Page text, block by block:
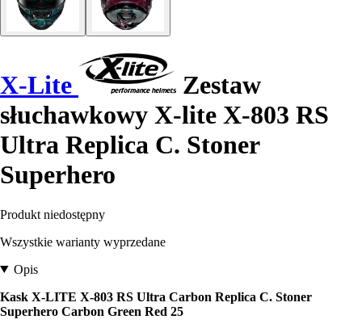
X-Lite
Zestaw
słuchawkowy X-lite X-803 RS
Ultra Replica C. Stoner
Superhero
Produkt niedostępny
Wszystkie warianty wyprzedane
Opis
Kask X-LITE X-803 RS Ultra Carbon Replica C. Stoner
Superhero Carbon Green Red 25